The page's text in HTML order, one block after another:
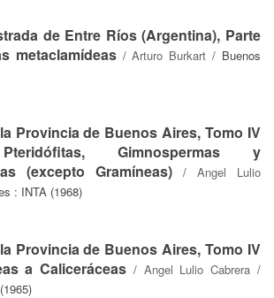
de Entre Ríos (Argentina), Parte
metaclamídeas/Arturo Burkart / Buenos
Provincia de Buenos Aires, Tomo IV
Gimnospermas y
(excepto Gramíneas) / Angel Lulio
: INTA (1968)
Provincia de Buenos Aires, Tomo IV
a Caliceráceas / Angel Lulio Cabrera /